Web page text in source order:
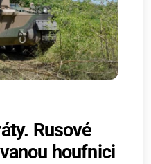
Rusové
houfnici